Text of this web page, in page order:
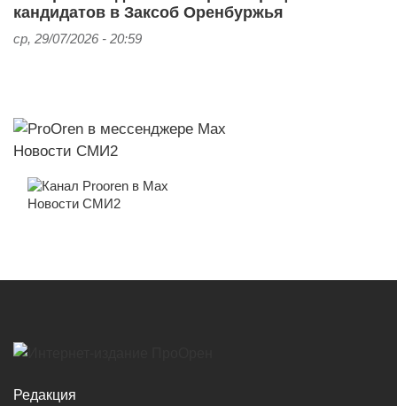
кандидатов в Заксоб Оренбуржья
ср, 29/07/2026 - 20:59
Новости СМИ2
Новости СМИ2
Редакция